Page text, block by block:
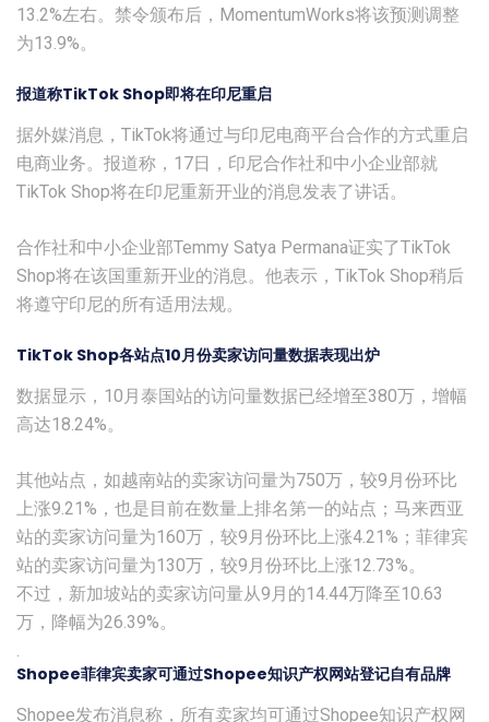
13.2%左右。禁令颁布后，MomentumWorks将该预测调整
为13.9%。
报道称TikTok Shop即将在印尼重启
据外媒消息，TikTok将通过与印尼电商平台合作的方式重启
电商业务。报道称，17日，印尼合作社和中小企业部就
TikTok Shop将在印尼重新开业的消息发表了讲话。
合作社和中小企业部Temmy Satya Permana证实了TikTok
Shop将在该国重新开业的消息。他表示，TikTok Shop稍后
将遵守印尼的所有适用法规。
TikTok Shop各站点10月份卖家访问量数据表现出炉
数据显示，10月泰国站的访问量数据已经增至380万，增幅
高达18.24%。
其他站点，如越南站的卖家访问量为750万，较9月份环比
上涨9.21%，也是目前在数量上排名第一的站点；马来西亚
站的卖家访问量为160万，较9月份环比上涨4.21%；菲律宾
站的卖家访问量为130万，较9月份环比上涨12.73%。
不过，新加坡站的卖家访问量从9月的14.44万降至10.63
万，降幅为26.39%。
.
Shopee菲律宾卖家可通过Shopee知识产权网站登记自有品牌
Shopee发布消息称，所有卖家均可通过Shopee知识产权网